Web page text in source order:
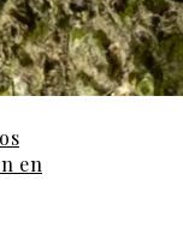
en